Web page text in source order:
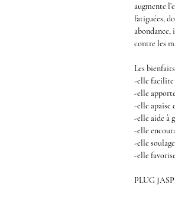
augmente
fatiguées,
contre les
Les
-elle facilite
-elle
-elle apaise
-elle aide à
-elle
-elle
-elle
PLUG